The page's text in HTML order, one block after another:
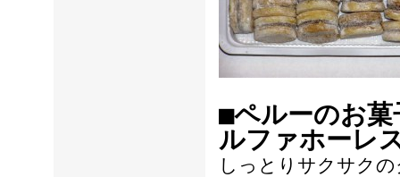
■ペルーのお菓
ルファホーレ
しっとりサクサク